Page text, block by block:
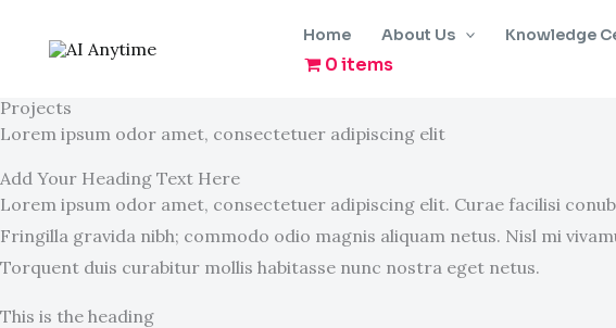
Home About Us Knowledge
0 items
Projects
Lorem ipsum odor amet, consectetuer adipiscing elit
Add Your Heading Text Here
Lorem ipsum odor amet, consectetuer adipiscing elit. Curae facilisi
Fringilla gravida nibh; commodo odio magnis aliquam netus. Nisl mi
Torquent duis curabitur mollis habitasse nunc nostra eget netus.
This is the heading